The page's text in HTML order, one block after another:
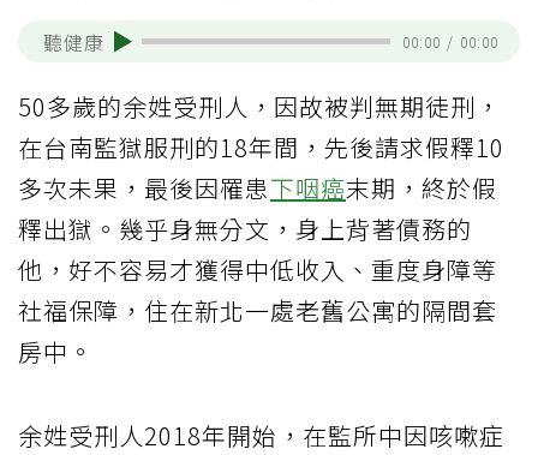
聽健康 00:00 / 00:00
50多歲的余姓受刑人，因故被判無期徒刑，
在台南監獄服刑的18年間，先後請求假釋10
多次未果，最後因罹患下咽癌末期，終於假
釋出獄。幾乎身無分文，身上背著債務的
他，好不容易才獲得中低收入、重度身障等
社福保障，住在新北一處老舊公寓的隔間套
房中。
余姓受刑人2018年開始，在監所中因咳嗽症